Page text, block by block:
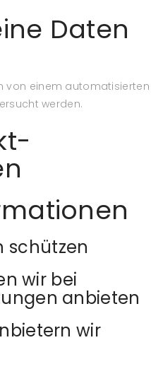
Daten
von einem automatisierten
werden.
schützen
wir bei
anbieten
wir